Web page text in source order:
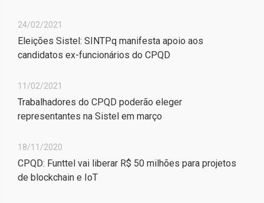
24/02/2021
Eleições Sistel: SINTPq manifesta apoio aos
candidatos ex-funcionários do CPQD
11/02/2021
Trabalhadores do CPQD poderão eleger
representantes na Sistel em março
18/11/2020
CPQD: Funttel vai liberar R$ 50 milhões para projetos
de blockchain e IoT